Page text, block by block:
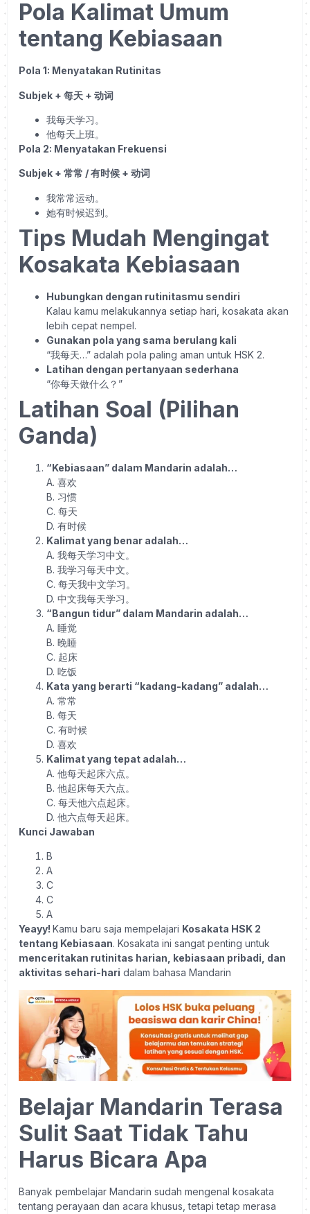
Pola Kalimat Umum
tentang Kebiasaan
Pola 1: Menyatakan Rutinitas
Subjek + 每天 + 动词
我每天学习。
他每天上班。
Pola 2: Menyatakan Frekuensi
Subjek + 常常 /有时候 + 动词
我常常运动。
她有时候迟到。
Tips Mudah Mengingat
Kosakata Kebiasaan
Hubungkan dengan rutinitasmu sendiri
Kalau kamu melakukannya setiap hari, kosakata akan
lebih cepat nempel.
Gunakan pola yang sama berulang kali
“我每天…” adalah pola paling aman untuk HSK 2.
Latihan dengan pertanyaan sederhana
“你每天做什么？ ”
Latihan Soal (Pilihan
Ganda)
“Kebiasaan” dalam Mandarin adalah…
A. 喜欢
B. 习惯
C. 每天
D. 有时候
Kalimat yang benar adalah…
A. 我每天学习中文。
B. 我学习每天中文。
C. 每天我中文学习。
D. 中文我每天学习。
“Bangun tidur” dalam Mandarin adalah…
A. 睡觉
B. 晚睡
C. 起床
D. 吃饭
Kata yang berarti “kadang-kadang” adalah…
A. 常常
B. 每天
C. 有时候
D. 喜欢
Kalimat yang tepat adalah…
A. 他每天起床六点。
B. 他起床每天六点。
C. 每天他六点起床。
D. 他六点每天起床。
Kunci Jawaban
B
A
C
C
A
Yeayy! Kamu baru saja mempelajari Kosakata HSK 2
tentang Kebiasaan. Kosakata ini sangat penting untuk
menceritakan rutinitas harian, kebiasaan pribadi, dan
aktivitas sehari-hari dalam bahasa Mandarin
Belajar Mandarin Terasa
Sulit Saat Tidak Tahu
Harus Bicara Apa
Banyak pembelajar Mandarin sudah mengenal kosakata
tentang perayaan dan acara khusus, tetapi tetap merasa